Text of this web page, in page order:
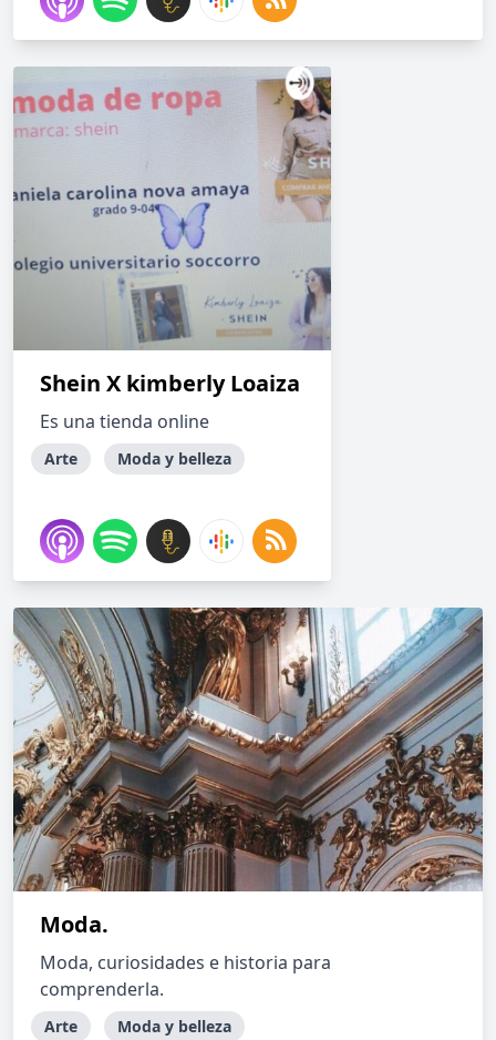
Shein X kimberly Loaiza
Es una tienda online
Arte Moda y belleza
Moda.
Moda, curiosidades e historia para
comprenderla.
Arte Moda y belleza